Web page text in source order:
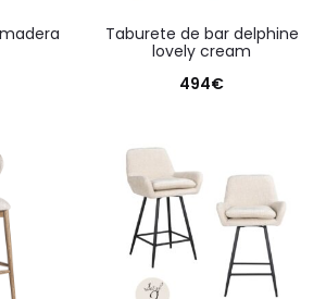
taburete de bar delphine
lovely cream
494€